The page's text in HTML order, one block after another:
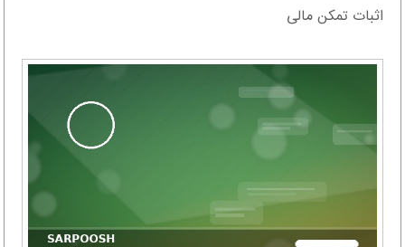
اثبات تمکن مالی